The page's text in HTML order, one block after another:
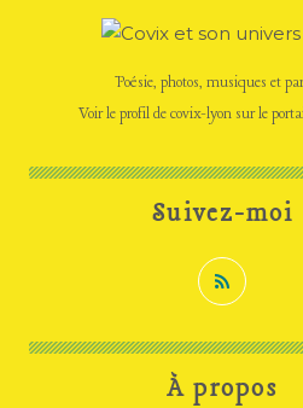
Poésie, photos, musiques et
Voir le profil decovix-lyon sur le
Suivez-moi
À propos